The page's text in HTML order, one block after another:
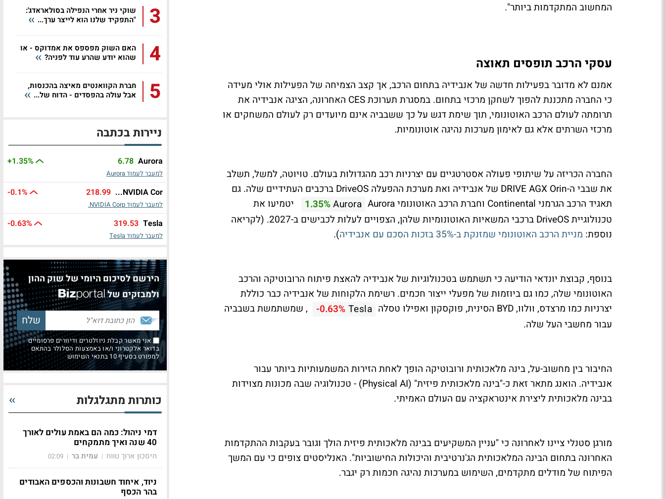
המחשוב המתקדמות ביותר".
עסקי הרכב תופסים תאוצה
אמנם לא מדובר בפעילות חדשה של אנבידיה בתחום הרכב, אך קצב הצמיחה של הפעילות אולי מעידה
כי החברה מתכננת להפוך לשחקן מרכזי בתחום. במסגרת תערוכת CES האחרונה, הציגה אנבידיה את
תרומתה לעולם הרכב האוטונומי, תוך שימת דגש על כך ששבביה אינם מיועדים רק לעולם המשחקים או
מרכזי השרתים אלא גם לאימון מערכות נהיגה אוטונומיות.
החברה הכריזה על שיתופי פעולה אסטרטגיים עם יצרניות רכב מהגדולות בעולם. טויוטה, למשל, תשלב
את שבבי ה-DRIVE AGX Orin של אנבידיה ואת מערכת ההפעלה DriveOS ברכבים העתידיים שלה. גם
תאגיד הרכב הגרמני Continental וחברת הרכב האוטונומי Aurora
Aurora
1.35%
יטמיעו את
טכנולוגיית DriveOS ברכבי המשאיות האוטונומיות שלהן, הצפויים לעלות לכבישים ב-2027. (לקריאה
נוספת: מניית הרכב האוטונומי שמזנקת ב-35% בזכות הסכם עם אנבידיה ).
בנוסף, קבוצת יונדאי הודיעה כי תשתמש בטכנולוגיות של אנבידיה להאצת פיתוח הרובוטיקה והרכב
האוטונומי שלה, כמו גם ביוזמות של מפעלי ייצור חכמים. רשימת הלקוחות של אנבידיה כבר כוללת
יצרניות כמו מרצדס, וולוו, BYD הסינית, פוקסקון ואפילו טסלה
Tesla
-0.63%
, שמשתמשת בשבביה
עבור מחשבי העל שלה.
החיבור בין מחשוב-על, בינה מלאכותית ורובוטיקה הופך לאחת הזירות המשמעותיות ביותר עבור
אנבידיה. הואנג מתאר זאת כ-"בינה מלאכותית פיזית" (Physical AI) - טכנולוגיה שבה מכונות מצוידות
בבינה מלאכותית ליצירת אינטראקציה עם העולם האמיתי.
מורגן סטנלי ציינו לאחרונה כי "עניין המשקיעים בבינה מלאכותית פיזית הולך וגובר בעקבות ההתקדמות
האחרונה בתחום הבינה המלאכותית הג'נרטיבית והיכולות החישוביות". האנליסטים צופים כי עם המשך
הפיתוח של מודלים מתקדמים, השימוש במערכות נהיגה חכמות רק יגבר.
3
שוקי ניר אחרי הנפילה בסולאראדג':
"התפקיד שלנו הוא לייצר ערך...
4
האם השוק מפספס את אמדוקס - או
שהוא יודע שהרע עוד לפניה?
5
חברת הקוואנטים מאיצה בהכנסות,
אבל עולה בהפסדים - הדוח של...
ניירות בכתבה
Aurora
6.78
+1.35%
למעבר לעמוד Aurora
NVIDIA Cor...
218.99
-0.1%
למעבר לעמוד NVIDIA Corp.
Tesla
319.53
-0.63%
למעבר לעמוד Tesla
הירשם לסיכום היומי של שוק ההון
ולמבזקים של
אני מאשר קבלת ניוזלטרים ודיוורים פרסומיים
בדואר אלקטרוני ו/או באמצעות הסלולר בהתאם
למפורט בסעיף 10 בתנאי השימוש
כותרות מתגלגלות
דמי ניהול: כמה הם באמת עולים לאורך
40 שנה ואיך מתמקחים
חיסכון ארוך טווח | עמית בר |
02:09
ניוד, איחוד חשבונות והכספים האבודים
בהר הכסף